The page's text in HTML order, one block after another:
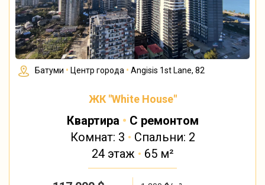
Батуми • Центр города • Angisis 1st Lane, 82
ЖК "White House"
Квартира • С ремонтом
Комнат: 3 • Спальни: 2
24 этаж • 65 м²